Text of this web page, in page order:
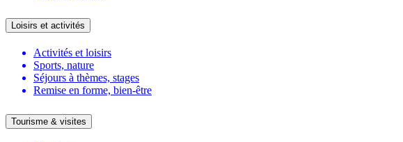
Loisirs et activités
Activités et loisirs
Sports, nature
Séjours à thèmes, stages
Remise en forme, bien-être
Tourisme & visites